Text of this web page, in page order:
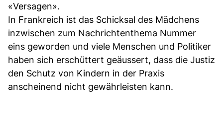
«Versagen».
In Frankreich ist das Schicksal des Mädchens
inzwischen zum Nachrichtenthema Nummer
eins geworden und viele Menschen und Politiker
haben sich erschüttert geäussert, dass die Justiz
den Schutz von Kindern in der Praxis
anscheinend nicht gewährleisten kann.